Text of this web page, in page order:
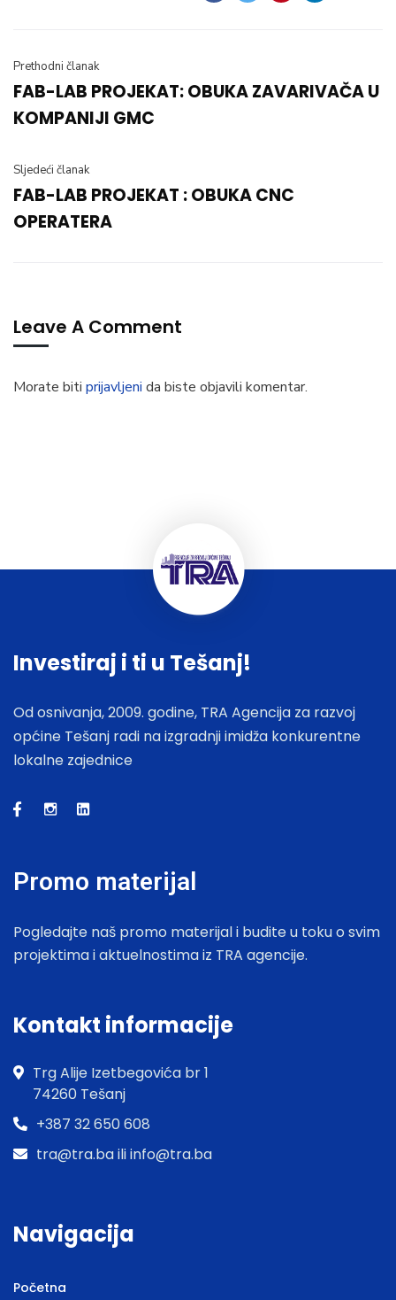
Prethodni članak
FAB-LAB PROJEKAT: OBUKA ZAVARIVAČA U
KOMPANIJI GMC
Sljedeći članak
FAB-LAB PROJEKAT : OBUKA CNC
OPERATERA
Leave A Comment
Morate biti prijavljeni da biste objavili komentar.
Investiraj i ti u Tešanj!
Od osnivanja, 2009. godine, TRA Agencija za razvoj
općine Tešanj radi na izgradnji imidža konkurentne
lokalne zajednice
Promo materijal
Pogledajte naš promo materijal i budite u toku o svim
projektima i aktuelnostima iz TRA agencije.
Kontakt informacije
Trg Alije Izetbegovića br 1
74260 Tešanj
+387 32 650 608
tra@tra.ba ili info@tra.ba
Navigacija
Početna